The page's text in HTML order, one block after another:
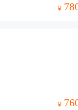
￥
￥